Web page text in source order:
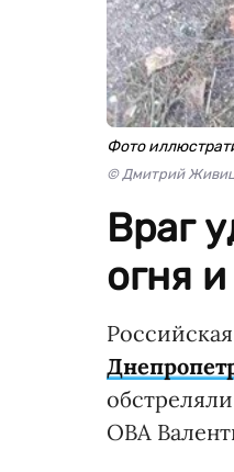
Фото
© Дмитрий
Враг
огня
ОВА